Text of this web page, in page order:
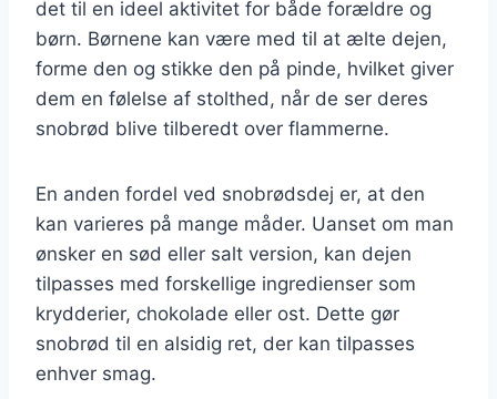
det til en ideel aktivitet for både forældre og
børn. Børnene kan være med til at ælte dejen,
forme den og stikke den på pinde, hvilket giver
dem en følelse af stolthed, når de ser deres
snobrød blive tilberedt over flammerne.
En anden fordel ved snobrødsdej er, at den
kan varieres på mange måder. Uanset om man
ønsker en sød eller salt version, kan dejen
tilpasses med forskellige ingredienser som
krydderier, chokolade eller ost. Dette gør
snobrød til en alsidig ret, der kan tilpasses
enhver smag.